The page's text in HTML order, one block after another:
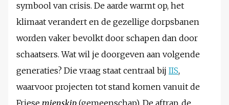
symbool van crisis. De aarde warmt op, het
klimaat verandert en de gezellige dorpsbanen
worden vaker bevolkt door schapen dan door
schaatsers. Wat wil je doorgeven aan volgende
generaties? Die vraag staat centraal bij IIS,
waarvoor projecten tot stand komen vanuit de